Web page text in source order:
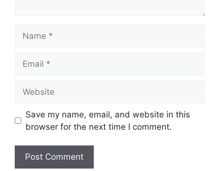
Save my name, email, and website in this
browser for the next time I comment.